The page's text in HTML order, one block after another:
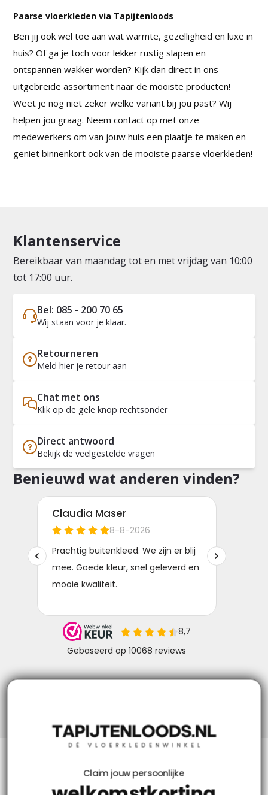
Paarse vloerkleden via Tapijtenloods
Ben jij ook wel toe aan wat warmte, gezelligheid en luxe in
huis? Of ga je toch voor lekker rustig slapen en
ontspannen wakker worden? Kijk dan direct in ons
uitgebreide assortiment naar de mooiste producten!
Weet je nog niet zeker welke variant bij jou past? Wij
helpen jou graag. Neem contact op met onze
medewerkers om van jouw huis een plaatje te maken en
geniet binnenkort ook van de mooiste paarse vloerkleden!
Klantenservice
Bereikbaar van maandag tot en met vrijdag van 10:00
tot 17:00 uur.
Bel: 085 - 200 70 65
Wij staan voor je klaar.
Retourneren
Meld hier je retour aan
Chat met ons
Klik op de gele knop rechtsonder
Direct antwoord
Bekijk de veelgestelde vragen
Benieuwd wat anderen vinden?
Claim jouw persoonlijke